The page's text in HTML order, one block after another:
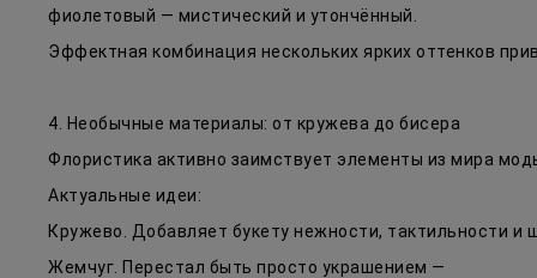
фиолетовый — мистический и утончённый.
Эффектная комбинация нескольких ярких оттенков
4. Необычные материалы: от кружева до бисера
Флористика активно заимствует элементы из мира
Актуальные идеи:
Кружево. Добавляет букету нежности, тактильности и
Жемчуг. Перестал быть просто украшением —